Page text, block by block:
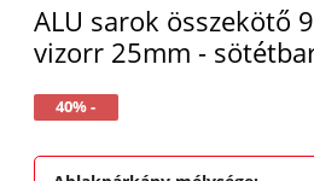
ALU sarok összekötő
vizorr 25mm -
40% -